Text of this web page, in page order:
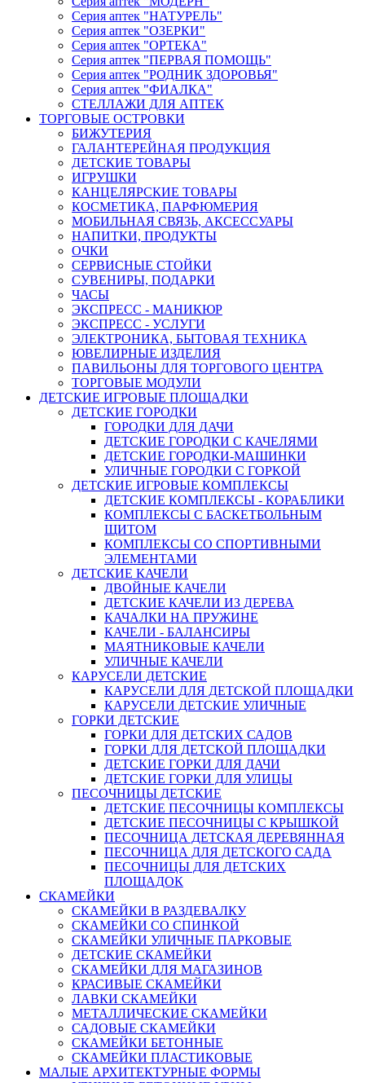
Серия аптек "НАТУРЕЛЬ"
Серия аптек "ОЗЕРКИ"
Серия аптек "ОРТЕКА"
Серия аптек "ПЕРВАЯ ПОМОЩЬ"
Серия аптек "РОДНИК ЗДОРОВЬЯ"
Серия аптек "ФИАЛКА"
СТЕЛЛАЖИ ДЛЯ АПТЕК
ТОРГОВЫЕ ОСТРОВКИ
БИЖУТЕРИЯ
ГАЛАНТЕРЕЙНАЯ ПРОДУКЦИЯ
ДЕТСКИЕ ТОВАРЫ
ИГРУШКИ
КАНЦЕЛЯРСКИЕ ТОВАРЫ
КОСМЕТИКА, ПАРФЮМЕРИЯ
МОБИЛЬНАЯ СВЯЗЬ, АКСЕССУАРЫ
НАПИТКИ, ПРОДУКТЫ
ОЧКИ
СЕРВИСНЫЕ СТОЙКИ
СУВЕНИРЫ, ПОДАРКИ
ЧАСЫ
ЭКСПРЕСС - МАНИКЮР
ЭКСПРЕСС - УСЛУГИ
ЭЛЕКТРОНИКА, БЫТОВАЯ ТЕХНИКА
ЮВЕЛИРНЫЕ ИЗДЕЛИЯ
ПАВИЛЬОНЫ ДЛЯ ТОРГОВОГО ЦЕНТРА
ТОРГОВЫЕ МОДУЛИ
ДЕТСКИЕ ИГРОВЫЕ ПЛОЩАДКИ
ДЕТСКИЕ ГОРОДКИ
ГОРОДКИ ДЛЯ ДАЧИ
ДЕТСКИЕ ГОРОДКИ С КАЧЕЛЯМИ
ДЕТСКИЕ ГОРОДКИ-МАШИНКИ
УЛИЧНЫЕ ГОРОДКИ С ГОРКОЙ
ДЕТСКИЕ ИГРОВЫЕ КОМПЛЕКСЫ
ДЕТСКИЕ КОМПЛЕКСЫ - КОРАБЛИКИ
КОМПЛЕКСЫ С БАСКЕТБОЛЬНЫМ
ЩИТОМ
КОМПЛЕКСЫ СО СПОРТИВНЫМИ
ЭЛЕМЕНТАМИ
ДЕТСКИЕ КАЧЕЛИ
ДВОЙНЫЕ КАЧЕЛИ
ДЕТСКИЕ КАЧЕЛИ ИЗ ДЕРЕВА
КАЧАЛКИ НА ПРУЖИНЕ
КАЧЕЛИ - БАЛАНСИРЫ
МАЯТНИКОВЫЕ КАЧЕЛИ
УЛИЧНЫЕ КАЧЕЛИ
КАРУСЕЛИ ДЕТСКИЕ
КАРУСЕЛИ ДЛЯ ДЕТСКОЙ ПЛОЩАДКИ
КАРУСЕЛИ ДЕТСКИЕ УЛИЧНЫЕ
ГОРКИ ДЕТСКИЕ
ГОРКИ ДЛЯ ДЕТСКИХ САДОВ
ГОРКИ ДЛЯ ДЕТСКОЙ ПЛОЩАДКИ
ДЕТСКИЕ ГОРКИ ДЛЯ ДАЧИ
ДЕТСКИЕ ГОРКИ ДЛЯ УЛИЦЫ
ПЕСОЧНИЦЫ ДЕТСКИЕ
ДЕТСКИЕ ПЕСОЧНИЦЫ КОМПЛЕКСЫ
ДЕТСКИЕ ПЕСОЧНИЦЫ С КРЫШКОЙ
ПЕСОЧНИЦА ДЕТСКАЯ ДЕРЕВЯННАЯ
ПЕСОЧНИЦА ДЛЯ ДЕТСКОГО САДА
ПЕСОЧНИЦЫ ДЛЯ ДЕТСКИХ
ПЛОЩАДОК
СКАМЕЙКИ
СКАМЕЙКИ В РАЗДЕВАЛКУ
СКАМЕЙКИ СО СПИНКОЙ
СКАМЕЙКИ УЛИЧНЫЕ ПАРКОВЫЕ
ДЕТСКИЕ СКАМЕЙКИ
СКАМЕЙКИ ДЛЯ МАГАЗИНОВ
КРАСИВЫЕ СКАМЕЙКИ
ЛАВКИ СКАМЕЙКИ
МЕТАЛЛИЧЕСКИЕ СКАМЕЙКИ
САДОВЫЕ СКАМЕЙКИ
СКАМЕЙКИ БЕТОННЫЕ
СКАМЕЙКИ ПЛАСТИКОВЫЕ
МАЛЫЕ АРХИТЕКТУРНЫЕ ФОРМЫ